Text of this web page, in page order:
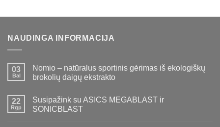
NAUDINGA INFORMACIJA
03
Bal
Nomio – natūralus sportinis gėrimas iš ekologiškų
brokolių daigų ekstrakto
22
Rgp
Susipažink su ASICS MEGABLAST ir
SONICBLAST